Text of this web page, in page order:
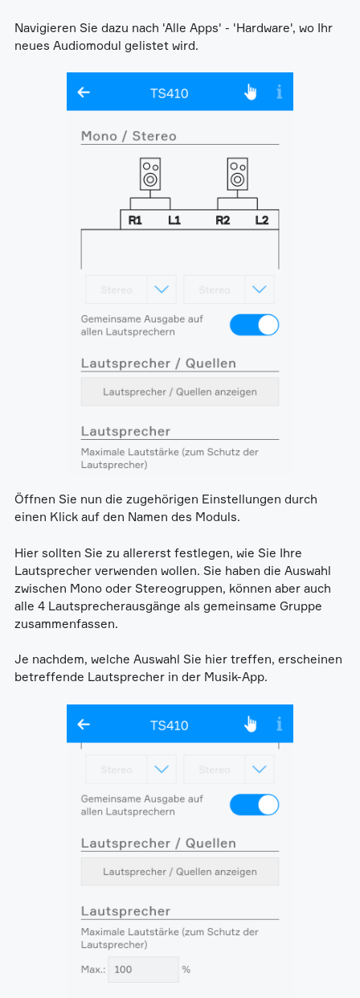
Navigieren Sie dazu nach 'Alle Apps' - 'Hardware', wo Ihr
neues Audiomodul gelistet wird.
Öffnen Sie nun die zugehörigen Einstellungen durch
einen Klick auf den Namen des Moduls.
Hier sollten Sie zu allererst festlegen, wie Sie Ihre
Lautsprecher verwenden wollen. Sie haben die Auswahl
zwischen Mono oder Stereogruppen, können aber auch
alle 4 Lautsprecherausgänge als gemeinsame Gruppe
zusammenfassen.
Je nachdem, welche Auswahl Sie hier treffen, erscheinen
betreffende Lautsprecher in der Musik-App.